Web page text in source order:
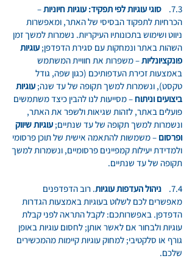
7.3. סוגי עוגיות לפי תפקיד: עוגיות חיוניות–
הכרחיות לתפקוד הבסיסי של האתר, ומאפשרות
ניווט ושימוש בתכונותיו העיקריות. נשמרות למשך זמן
השהות באתר ונמחקות עם סגירת הדפדפן; עוגיות
פונקציונליות– משפרות את חוויית המשתמש
באמצעות זכירת העדפותיכם (כגון שפה, גודל
טקסט), ונשמרות למשך תקופה של עד שנה; עוגיות
ביצועים וניתוח– מסייעות לנו להבין כיצד משתמשים
פועלים באתר, לזהות שגיאות ולשפר את האתר,
ונשמרות למשך תקופה של עד שנתיים; עוגיות שיווק
ופרסום – משמשות להתאמה אישית של תוכן פרסומי
ולמדידת יעילות קמפיינים פרסומיים, ונשמרות למשך
תקופה של עד שנתיים.
7.4. ניהול העדפות עוגיות. רוב הדפדפנים
מאפשרים לכם לשלוט בעוגיות באמצעות הגדרות
הדפדפן. באפשרותכם: לקבל התראה לפני קבלת
עוגיות ולבחור אם לאשר אותן; לחסום עוגיות באופן
גורף או סלקטיבי; למחוק עוגיות קיימות מהמכשירים
שלכם.